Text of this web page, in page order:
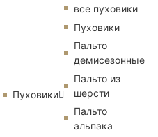
Пуховики
все пуховики
Пуховики
Пальто
демисезонные
Пальто из
шерсти
Пальто
альпака